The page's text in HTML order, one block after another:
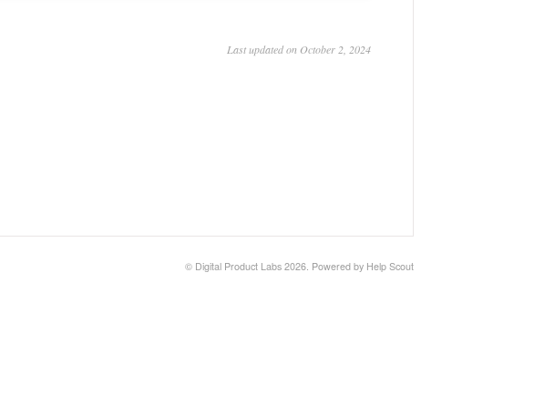
Last updated on October 2, 2024
© Digital Product Labs 2026. Powered by Help Scout